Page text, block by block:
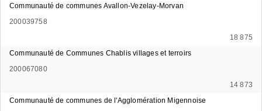
Communauté de communes Avallon-Vezelay-Morvan
200039758
18 875
Communauté de Communes Chablis villages et terroirs
200067080
14 873
Communauté de communes de l'Agglomération Migennoise